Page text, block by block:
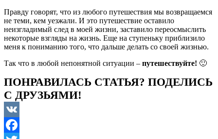
Правду говорят, что из любого путешествия мы возвращаемся
не теми, кем уезжали. И это путешествие оставило
неизгладимый след в моей жизни, заставило переосмыслить
некоторые взгляды на жизнь. Еще на ступеньку приблизило
меня к пониманию того, что дальше делать со своей жизнью.
Так что в любой непонятной ситуации – путешествуйте! 🙂
ПОНРАВИЛАСЬ СТАТЬЯ? ПОДЕЛИСЬ
С ДРУЗЬЯМИ!
VK